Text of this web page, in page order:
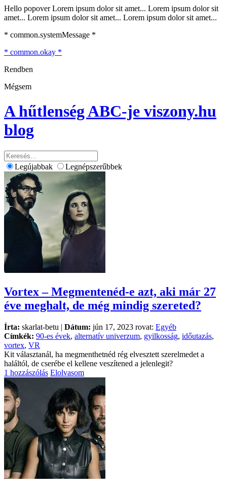
Hello popover Lorem ipsum dolor sit amet... Lorem ipsum dolor sit
amet... Lorem ipsum dolor sit amet... Lorem ipsum dolor sit amet...
* common.systemMessage *
* common.okay *
Rendben
Mégsem
A hűtlenség ABC-je viszony.hu
blog
Legújabbak Legnépszerűbbek
Vortex – Megmentenéd-e azt, aki már 27
éve meghalt, de még mindig szereted?
Írta: skarlat-betu | Dátum: jún 17, 2023 rovat: Egyéb
Címkék: 90-es évek, alternatív univerzum, gyilkosság, időutazás,
vortex, VR
Kit választanál, ha megmenthetnéd rég elvesztett szerelmedet a
haláltól, de cserébe el kellene veszítened a jelenlegit?
1 hozzászólás Elolvasom